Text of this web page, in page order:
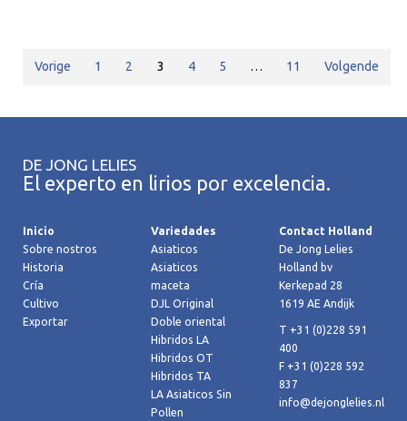
Vorige 1 2 3 4 5 … 11 Volgende
DE JONG LELIES
El experto en lirios por excelencia.
Inicio
Sobre nostros
Historia
Cría
Cultivo
Exportar
Variedades
Asiaticos
Asiaticos
maceta
DJL Original
Doble oriental
Hibridos LA
Hibridos OT
Hibridos TA
LA Asiaticos Sin
Pollen
Contact Holland
De Jong Lelies
Holland bv
Kerkepad 28
1619 AE Andijk
T +31 (0)228 591
400
F +31 (0)228 592
837
info@dejonglelies.nl